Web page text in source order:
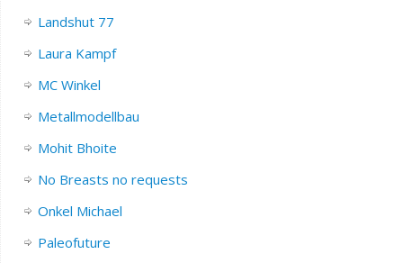
Landshut 77
Laura Kampf
MC Winkel
Metallmodellbau
Mohit Bhoite
No Breasts no requests
Onkel Michael
Paleofuture